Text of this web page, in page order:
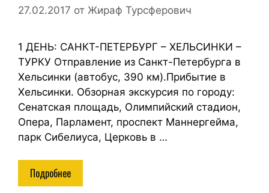
27.02.2017 от Жираф Турсферович
1 ДЕНЬ: САНКТ-ПЕТЕРБУРГ – ХЕЛЬСИНКИ –
ТУРКУ Отправление из Санкт-Петербурга в
Хельсинки (автобус, 390 км).Прибытие в
Хельсинки. Обзорная экскурсия по городу:
Сенатская площадь, Олимпийский стадион,
Опера, Парламент, проспект Маннергейма,
парк Сибелиуса, Церковь в …
Подробнее